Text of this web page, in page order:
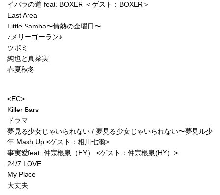
イバラの道 feat. BOXER ＜ゲスト：BOXER＞
East Area
Little Samba〜情熱の金曜日〜
♪メリーゴーラン♪
ツボミ
純也と真菜実
春夏秋冬
<EC>
Killer Bars
ドラマ
夢見る少女じゃいられない / 夢見る少女じゃいられない〜夢見ル少
年 Mash Up <ゲスト：相川七瀬>
事実愛feat. 仲宗根泉（HY） <ゲスト：仲宗根泉(HY）>
24/7 LOVE
My Place
大丈夫